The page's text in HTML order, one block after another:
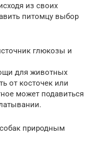
из своих
питомцу выбор
глюкозы и
для животных
от косточек или
может подавиться
природным